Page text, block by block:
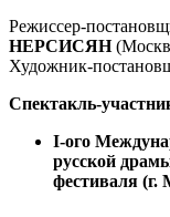
Режиссер-
НЕРСИСЯН
Художник-
Спектакль-
I-ого
русской
фестиваля (г.